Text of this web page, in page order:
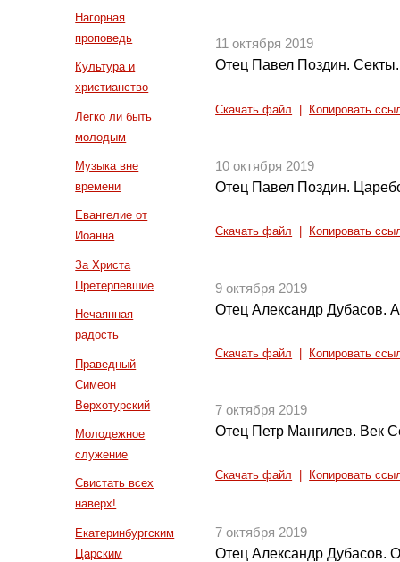
Нагорная
проповедь
Культура и
христианство
Легко ли быть
молодым
Музыка вне
времени
Евангелие от
Иоанна
За Христа
Претерпевшие
Нечаянная
радость
Праведный
Симеон
Верхотурский
Молодежное
служение
Свистать всех
наверх!
Екатеринбургским
Царским
11 октября 2019
Отец Павел Поздин.
Скачать файл Копировать
10 октября 2019
Отец Павел Поздин.
Скачать файл Копировать
9 октября 2019
Отец Александр Дубасов.
Скачать файл Копировать
7 октября 2019
Отец Петр Мангилев. Век
Скачать файл Копировать
7 октября 2019
Отец Александр Дубасов.